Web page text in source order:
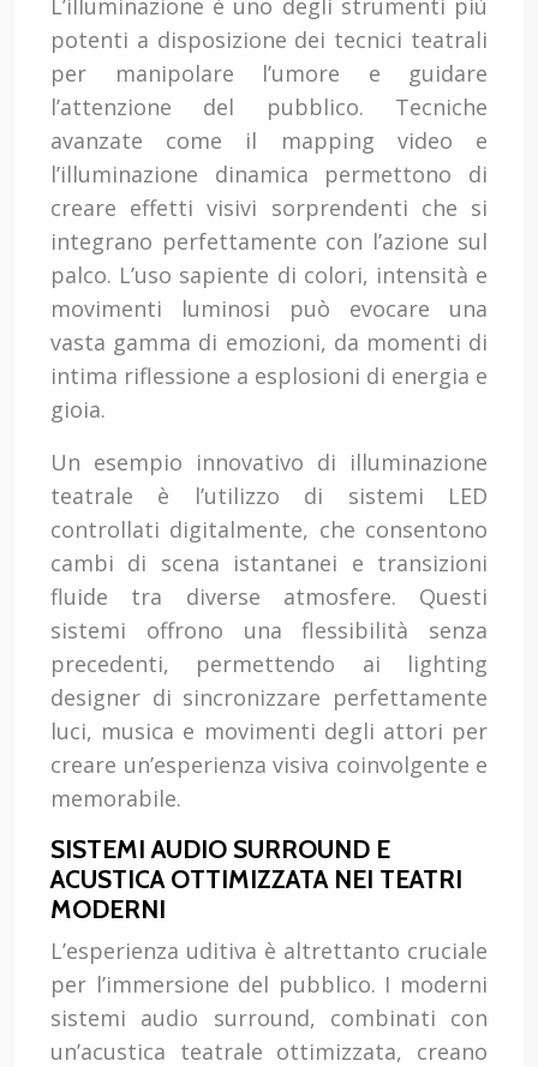
L’illuminazione è uno degli strumenti più
potenti a disposizione dei tecnici teatrali
per manipolare l’umore e guidare
l’attenzione del pubblico. Tecniche
avanzate come il mapping video e
l’illuminazione dinamica permettono di
creare effetti visivi sorprendenti che si
integrano perfettamente con l’azione sul
palco. L’uso sapiente di colori, intensità e
movimenti luminosi può evocare una
vasta gamma di emozioni, da momenti di
intima riflessione a esplosioni di energia e
gioia.
Un esempio innovativo di illuminazione
teatrale è l’utilizzo di sistemi LED
controllati digitalmente, che consentono
cambi di scena istantanei e transizioni
fluide tra diverse atmosfere. Questi
sistemi offrono una flessibilità senza
precedenti, permettendo ai lighting
designer di sincronizzare perfettamente
luci, musica e movimenti degli attori per
creare un’esperienza visiva coinvolgente e
memorabile.
SISTEMI AUDIO SURROUND E
ACUSTICA OTTIMIZZATA NEI TEATRI
MODERNI
L’esperienza uditiva è altrettanto cruciale
per l’immersione del pubblico. I moderni
sistemi audio surround, combinati con
un’acustica teatrale ottimizzata, creano